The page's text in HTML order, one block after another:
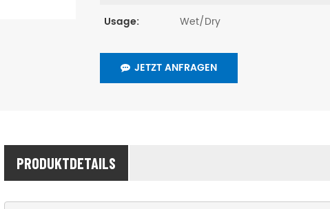
Usage: Wet/Dry
JETZT ANFRAGEN
PRODUKTDETAILS